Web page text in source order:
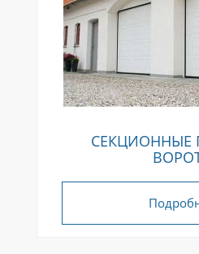
СЕКЦИОННЫЕ